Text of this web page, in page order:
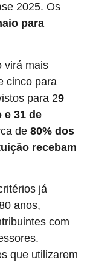
2025. Os
para
virá mais
cinco para
para 29
e 31 de
de 80% dos
recebam
já
anos,
com
que utilizarem